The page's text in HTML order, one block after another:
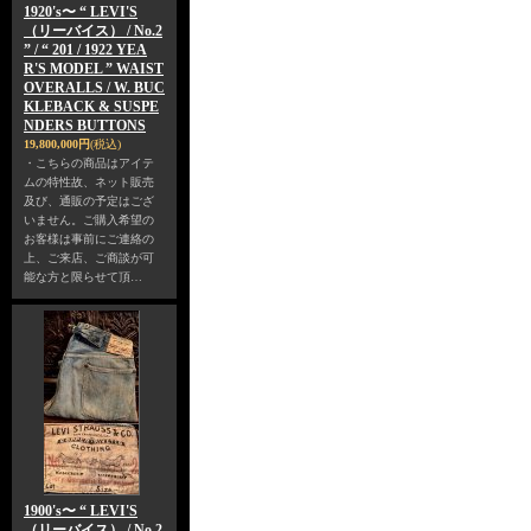
1920's〜 “ LEVI'S
（リーバイス） / No.2
” / “ 201 / 1922 YEA
R'S MODEL ” WAIST
OVERALLS / W. BUC
KLEBACK & SUSPE
NDERS BUTTONS
19,800,000円(税込)
・こちらの商品はアイテ
ムの特性故、ネット販売
及び、通販の予定はござ
いません。ご購入希望の
お客様は事前にご連絡の
上、ご来店、ご商談が可
能な方と限らせて頂…
1900's〜 “ LEVI'S